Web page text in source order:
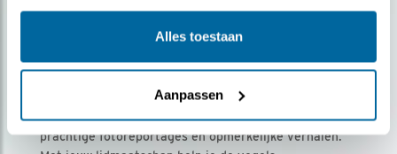
Alles toestaan
Aanpassen
Ontvang 5 x Vogels voor € 36,00 per jaar
Vogels is het tijdschrift voor onze leden, met
prachtige fotoreportages en opmerkelijke verhalen.